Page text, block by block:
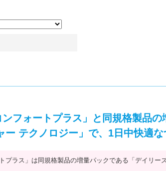
ンフォートプラス」と同規格製品の
ー テクノロジー」で、1日中快適な
プラス」は同規格製品の増量パックである「デイリー